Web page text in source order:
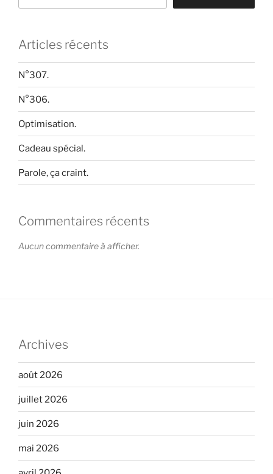
Articles récents
N°307.
N°306.
Optimisation.
Cadeau spécial.
Parole, ça craint.
Commentaires récents
Aucun commentaire à afficher.
Archives
août 2026
juillet 2026
juin 2026
mai 2026